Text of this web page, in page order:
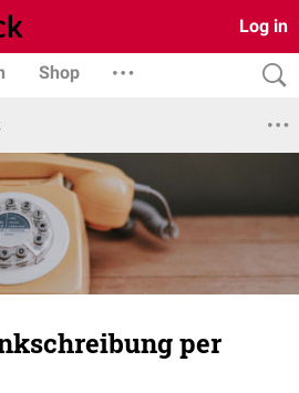
Log in
Shop
per